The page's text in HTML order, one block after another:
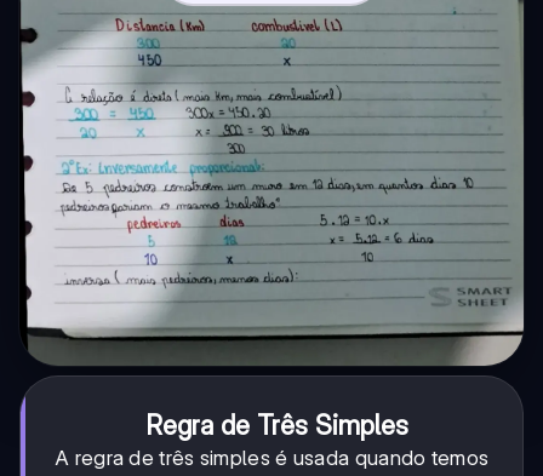
Regra de Três Simples
A regra de três simples é usada quando temos